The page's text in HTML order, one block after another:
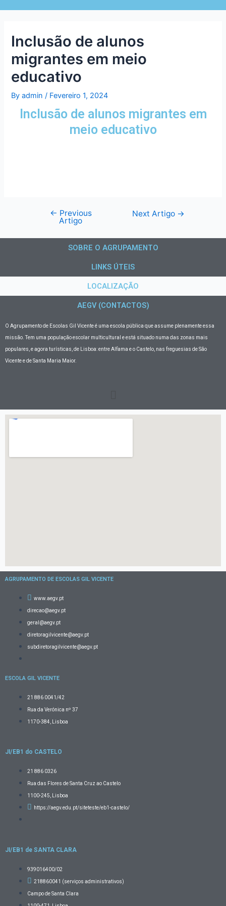
Inclusão de alunos
migrantes em meio
educativo
Byadmin/ Fevereiro 1, 2024
Inclusão de alunos migrantes em
meio educativo
← Previous
Artigo
Next Artigo →
SOBRE O AGRUPAMENTO
LINKS ÚTEIS
LOCALIZAÇÃO
AEGV (CONTACTOS)
O Agrupamento de Escolas Gil Vicenteé uma escola pública que assume plenamente essa
missão. Tem uma população escolar multicultural e está situado numa das zonas mais
populares, e agora turísticas, de Lisboa: entre Alfama e o Castelo, nas freguesias de São
Vicente e de Santa Maria Maior.
AGRUPAMENTO DE ESCOLAS GIL VICENTE
www.aegv.pt
direcao@aegv.pt
geral@aegv.pt
diretoragilvicente@aegv.pt
subdiretoragilvicente@aegv.pt
ESCOLA GIL VICENTE
21 886 0041/42
Rua da Verónica nº 37
1170-384, Lisboa
JI/EB1 do CASTELO
21 886 0326
Rua das Flores de Santa Cruz ao Castelo
1100-245, Lisboa
https://aegv.edu.pt/siteteste/eb1-castelo/
JI/EB1 de SANTA CLARA
939016400/02
218860041 (serviços administrativos)
Campo de Santa Clara